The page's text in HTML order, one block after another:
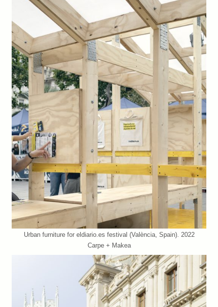
Urban furniture for eldiario.es festival (València, Spain). 2022
Carpe + Makea